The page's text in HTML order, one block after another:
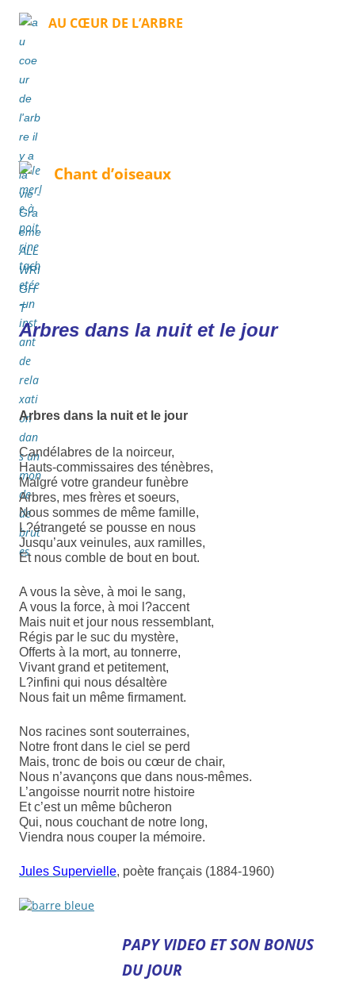
AU CŒUR DE L’ARBRE
Chant d’oiseaux
Arbres dans la nuit et le jour
Arbres dans la nuit et le jour
Candélabres de la noirceur,
Hauts-commissaires des ténèbres,
Malgré votre grandeur funèbre
Arbres, mes frères et soeurs,
Nous sommes de même famille,
L?étrangeté se pousse en nous
Jusqu’aux veinules, aux ramilles,
Et nous comble de bout en bout.
A vous la sève, à moi le sang,
A vous la force, à moi l?accent
Mais nuit et jour nous ressemblant,
Régis par le suc du mystère,
Offerts à la mort, au tonnerre,
Vivant grand et petitement,
L?infini qui nous désaltère
Nous fait un même firmament.
Nos racines sont souterraines,
Notre front dans le ciel se perd
Mais, tronc de bois ou cœur de chair,
Nous n’avançons que dans nous-mêmes.
L’angoisse nourrit notre histoire
Et c’est un même bûcheron
Qui, nous couchant de notre long,
Viendra nous couper la mémoire.
Jules Supervielle, poète français (1884-1960)
PAPY VIDEO ET SON BONUS
DU JOUR